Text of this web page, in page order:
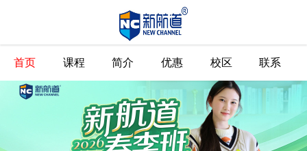
首页 课程 简介 优惠 校区 联系